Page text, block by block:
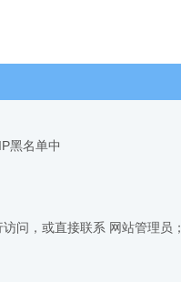
黑名单中
问，或直接联系 网站管理员；